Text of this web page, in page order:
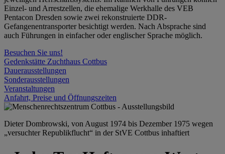
Einzel- und Arrestzellen, die ehemalige Werkhalle des VEB
Pentacon Dresden sowie zwei rekonstruierte DDR-
Gefangenentransporter besichtigt werden. Nach Absprache sind
auch Führungen in einfacher oder englischer Sprache möglich.
Besuchen Sie uns!
Gedenkstätte Zuchthaus Cottbus
Dauerausstellungen
Sonderausstellungen
Veranstaltungen
Anfahrt, Preise und Öffnungszeiten
Dieter Dombrowski, von August 1974 bis Dezember 1975 wegen
„versuchter Republikflucht“ in der StVE Cottbus inhaftiert